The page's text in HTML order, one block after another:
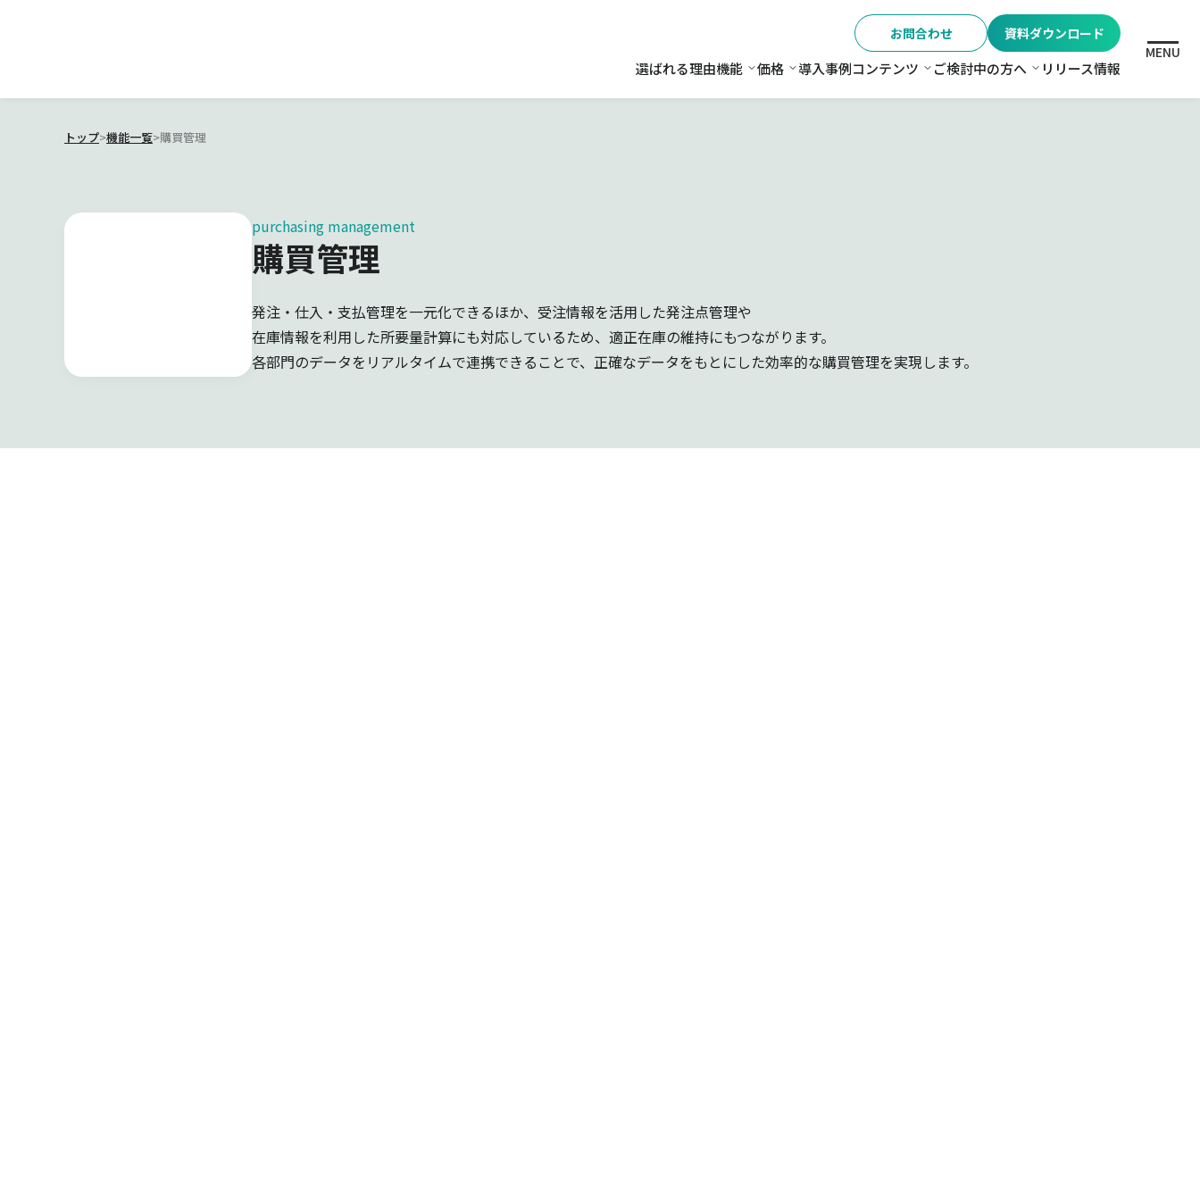
お問合わせ 資料ダウンロード
選ばれる理由機能 機能
価格 価格
導入事例コンテンツ コンテンツ
ご検討中の方へ ご検討中の方へ
リリース情報
MENU
トップ>機能一覧>購買管理
purchasing management
購買管理
発注・仕入・支払管理を一元化できるほか、受注情報を活用した発注点管理や
在庫情報を利用した所要量計算にも対応しているため、適正在庫の維持にもつながります。
各部門のデータをリアルタイムで連携できることで、正確なデータをもとにした効率的な購買管理を実現します。